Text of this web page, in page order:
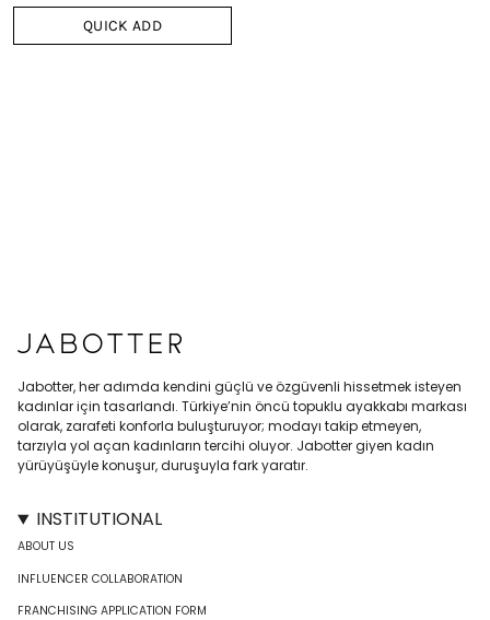
QUICK ADD
Jabotter, her adımda kendini güçlü ve özgüvenli hissetmek isteyen
kadınlar için tasarlandı. Türkiye’nin öncü topuklu ayakkabı markası
olarak, zarafeti konforla buluşturuyor; modayı takip etmeyen,
tarzıyla yol açan kadınların tercihi oluyor. Jabotter giyen kadın
yürüyüşüyle konuşur, duruşuyla fark yaratır.
INSTITUTIONAL
ABOUT US
INFLUENCER COLLABORATION
FRANCHISING APPLICATION FORM